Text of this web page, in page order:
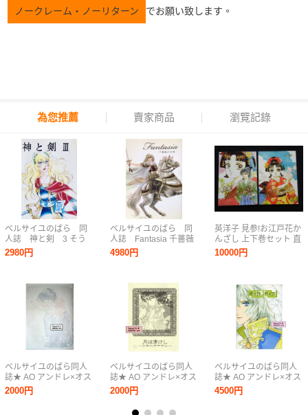
ノークレーム・ノーリターン
でお願い致します。
為您推薦 賣家商品 瀏覽記錄
ベルサイユのばら 同
人誌 神と剣 3 そう
びしん
2980円
ベルサイユのばら同人
誌★ AO アンドレ×オス
カル【 外套と手袋 】
マリアージュ
2000円
ベルサイユのばら 同
人誌 Fantasia 千薔薇
の幻想 山本ぱんだほ
か 千薔薇管理人会有
4980円
ベルサイユのばら同人
誌★ AO アンドレ×オス
カル【 月は清けし 】マ
リアージュ
2000円
英洋子 見参!お江戸花か
んざし 上下巻セット 直
筆サイン入（レディレ
ディ！・ハロー！レデ
Hanabusa)
10000円
ベルサイユのばら同人
誌★ AO アンドレ×オス
カル【 金の陽 銀の月
】 Brilliant Trees 星き
4500円